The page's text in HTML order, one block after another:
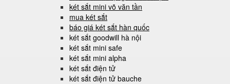
két sắt mini võ văn tần
mua két sắt
báo giá két sắt hàn quốc
két sắt goodwill hà nội
két sắt mini safe
két sắt mini alpha
két sắt điện tử
két sắt điện tử bauche